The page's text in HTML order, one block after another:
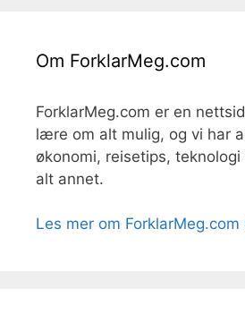
Om ForklarMeg.com
ForklarMeg.com er en
lære om alt mulig, og vi har
økonomi, reisetips,
alt annet.
Les mer om ForklarMeg.com